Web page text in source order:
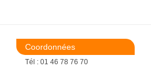
Coordonnées
Tél : 01 46 78 76 70